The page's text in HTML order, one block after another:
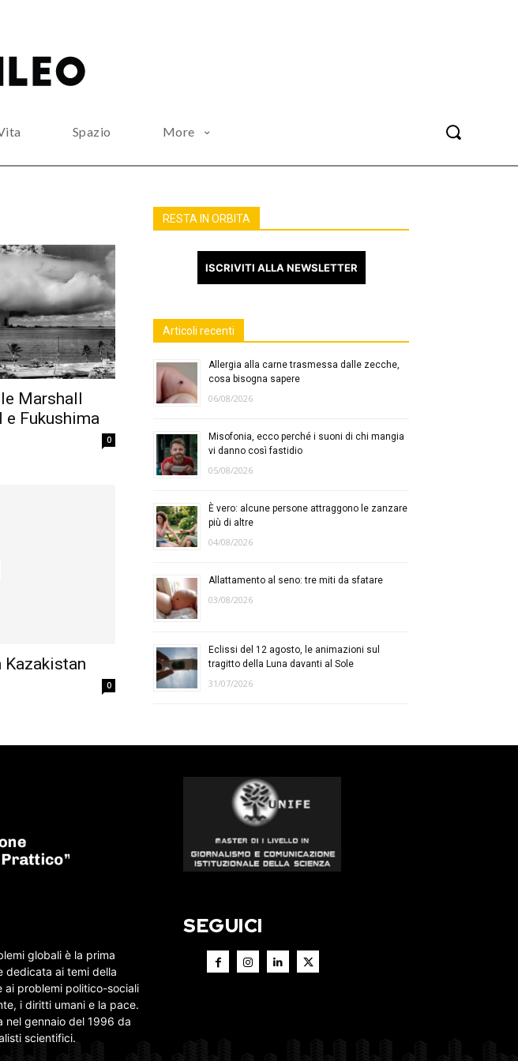
Spazio More
Marshall
e Fukushima
0
Kazakistan
0
RESTA IN ORBITA
ISCRIVITI ALLA NEWSLETTER
Articoli recenti
Allergia alla carne trasmessa dalle zecche,
cosa bisogna sapere
06/08/2026
Misofonia, ecco perché i suoni di chi mangia
vi danno così fastidio
05/08/2026
È vero: alcune persone attraggono le zanzare
più di altre
04/08/2026
Allattamento al seno: tre miti da sfatare
03/08/2026
Eclissi del 12 agosto, le animazioni sul
tragitto della Luna davanti al Sole
31/07/2026
globali è la prima
dedicata ai temi della
ai problemi politico-sociali
i diritti umani e la pace.
nel gennaio del 1996 da
scientifici.
SEGUICI